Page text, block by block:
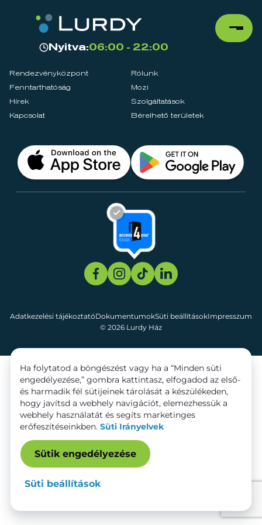
Nyitva:06:00 - 22:00
Rendezvényközpont
Rólunk
Fenntarthatóság
Mozi
Hírek
Szolgáltatások
Kapcsolat
Bérelhető területek
© 2026 Lurdy Ház
Adatkezelési tájékoztatóDokumentumokSüti beállításokImpresszum
Ha folytatod a böngészést vagy ha a “Minden süti
engedélyezése,” gombra kattintasz, elfogadod az első-
és harmadik fél sütijeinek tárolását a készülékeden,
hogy javítsd a webhely navigációt, elemezhessük a
webhely használatát és segíts marketinges
erőfeszítéseinkben. Süti Irányelvek
Sütik engedélyezése
Süti beállítások